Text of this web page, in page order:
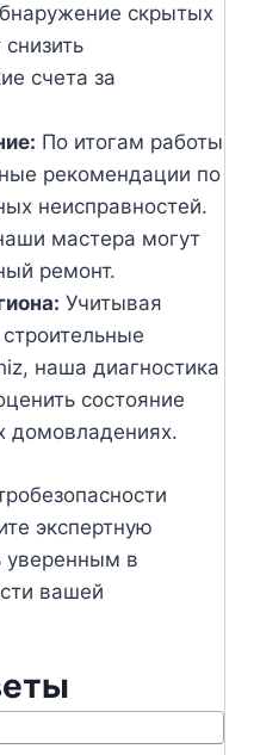
скрытых
счета за
По итогам работы
рекомендации по
неисправностей.
мастера могут
ремонт.
Учитывая
наша диагностика
состояние
домовладениях.
экспертную
уверенным в
вашей